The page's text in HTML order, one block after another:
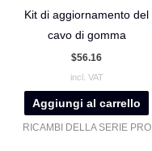
Kit di aggiornamento del
cavo di gomma
$56.16
incl. VAT
Aggiungi al carrello
RICAMBI DELLA SERIE PRO